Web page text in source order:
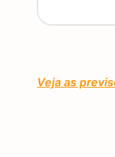
Veja as